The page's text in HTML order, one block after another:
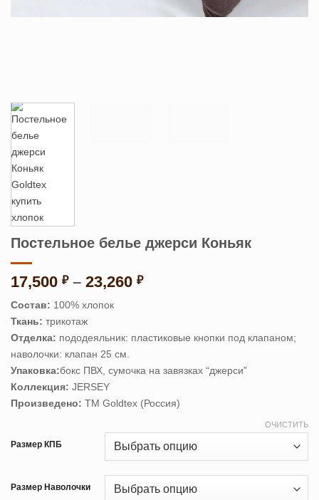
Постельное белье джерси Коньяк
17,500 ₽ – 23,260 ₽Диапазон
23,260 ₽
Состав: 100% хлопок
Ткань: трикотаж
Отделка: пододеяльник: пластиковые кнопки под клапаном;
наволочки: клапан 25 см.
Упаковка:бокс ПВХ, сумочка на завязках “джерси”
Коллекция: JERSEY
Произведено: ТМ Goldtex (Россия)
Размер КПБ
Размер Наволочки
ОЧИСТИТЬ